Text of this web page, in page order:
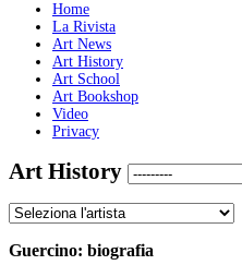
Home
La Rivista
Art News
Art History
Art School
Art Bookshop
Video
Privacy
Art History
Guercino: biografia